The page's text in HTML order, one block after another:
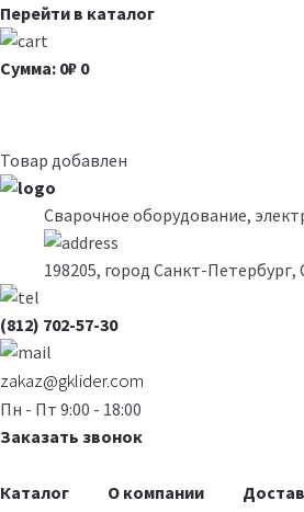
Перейти в каталог
Сумма: 0₽ 0
Товар добавлен
Сварочное оборудование,
198205, город Санкт-
(812) 702-57-30
zakaz@gklider.com
Пн - Пт 9:00 - 18:00
Заказать звонок
Каталог О компании